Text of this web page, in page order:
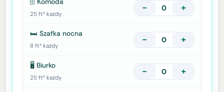
25 ft³ każdy
− +
🛏️ Szafka nocna
8 ft³ każdy
− +
🖥️ Biurko
25 ft³ każdy
− +